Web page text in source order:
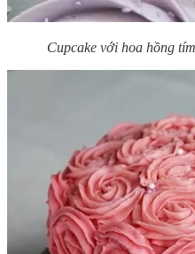
Cupcake với hoa hồng